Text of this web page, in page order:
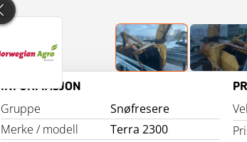
INFORMASJON
Gruppe
Snøfresere
Merke / modell
Terra 2300